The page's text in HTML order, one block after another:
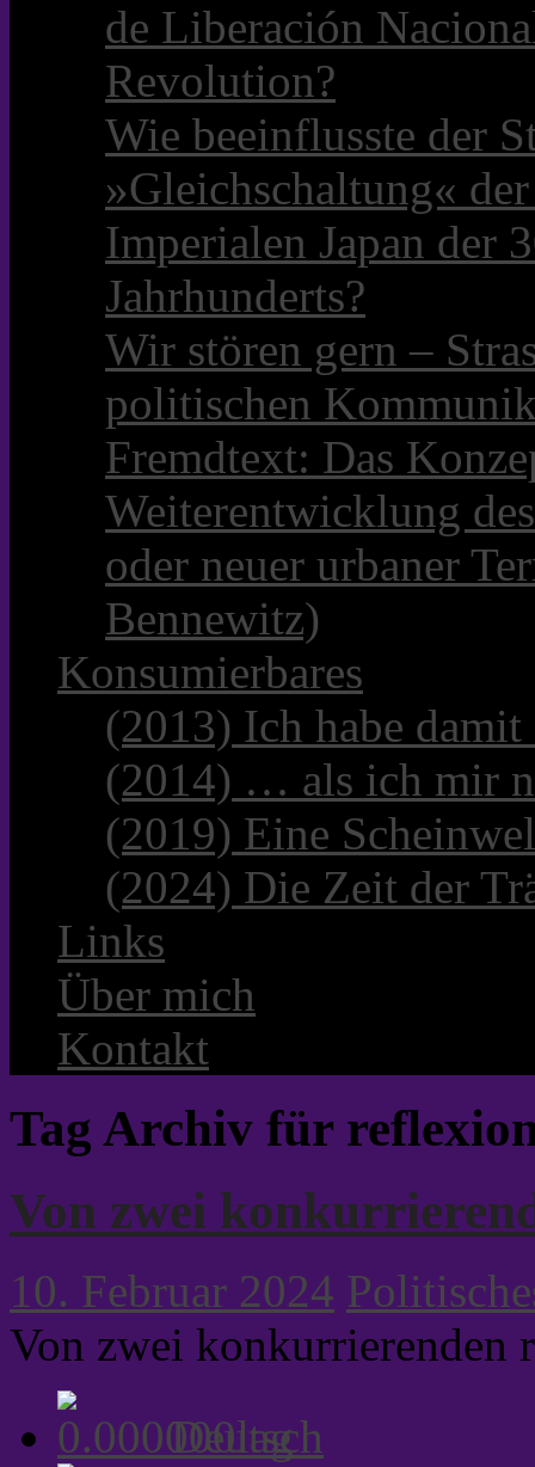
de Liberación
Revolution?
Wie beeinflusste der
»Gleichschaltung«
Imperialen Japan der
Jahrhunderts?
Wir stören gern –
politischen
Fremdtext: Das
Weiterentwicklung
oder neuer urbaner
Bennewitz)
Konsumierbares
(2013) Ich habe
(2014) … als ich mir
(2019) Eine
(2024) Die Zeit der
Links
Über mich
Kontakt
Tag Archiv für
Von zwei
10. Februar 2024
Von zwei konkurrierenden
Deutsch